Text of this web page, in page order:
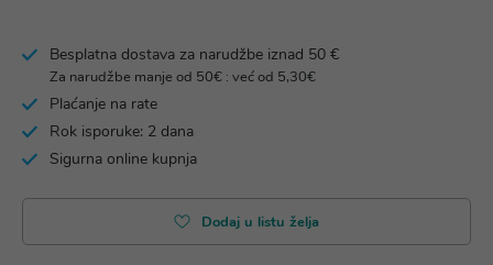
Besplatna dostava za narudžbe iznad 50 €
Za narudžbe manje od 50€ : već od 5,30€
Plaćanje na rate
Rok isporuke: 2 dana
Sigurna online kupnja
Dodaj u listu želja